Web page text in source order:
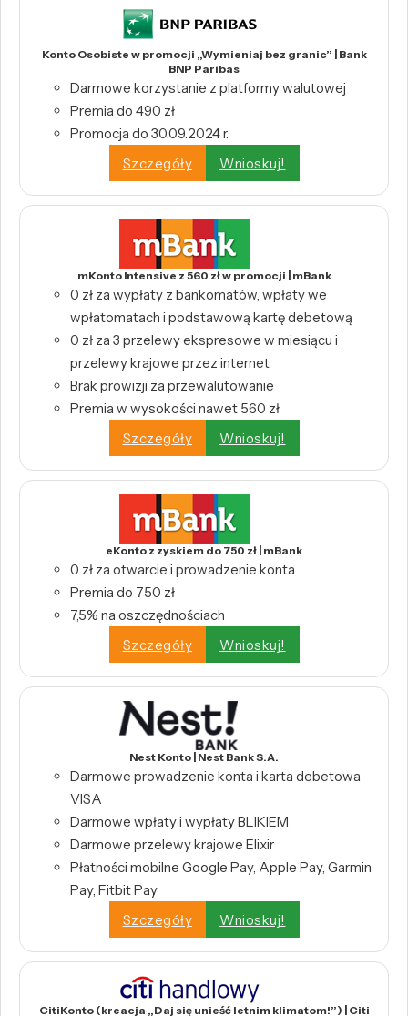
Konto Osobiste w promocji „Wymieniaj bez granic” | Bank
BNP Paribas
Darmowe korzystanie z platformy walutowej
Premia do 490 zł
Promocja do 30.09.2024 r.
Szczegóły
Wnioskuj!
mKonto Intensive z 560 zł w promocji | mBank
0 zł za wypłaty z bankomatów, wpłaty we
wpłatomatach i podstawową kartę debetową
0 zł za 3 przelewy ekspresowe w miesiącu i
przelewy krajowe przez internet
Brak prowizji za przewalutowanie
Premia w wysokości nawet 560 zł
Szczegóły
Wnioskuj!
eKonto z zyskiem do 750 zł | mBank
0 zł za otwarcie i prowadzenie konta
Premia do 750 zł
7,5% na oszczędnościach
Szczegóły
Wnioskuj!
Nest Konto | Nest Bank S.A.
Darmowe prowadzenie konta i karta debetowa
VISA
Darmowe wpłaty i wypłaty BLIKIEM
Darmowe przelewy krajowe Elixir
Płatności mobilne Google Pay, Apple Pay, Garmin
Pay, Fitbit Pay
Szczegóły
Wnioskuj!
CitiKonto (kreacja „Daj się unieść letnim klimatom!”) | Citi